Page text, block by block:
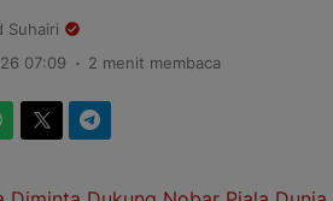
Suhairi
07:09 . 2 menit membaca